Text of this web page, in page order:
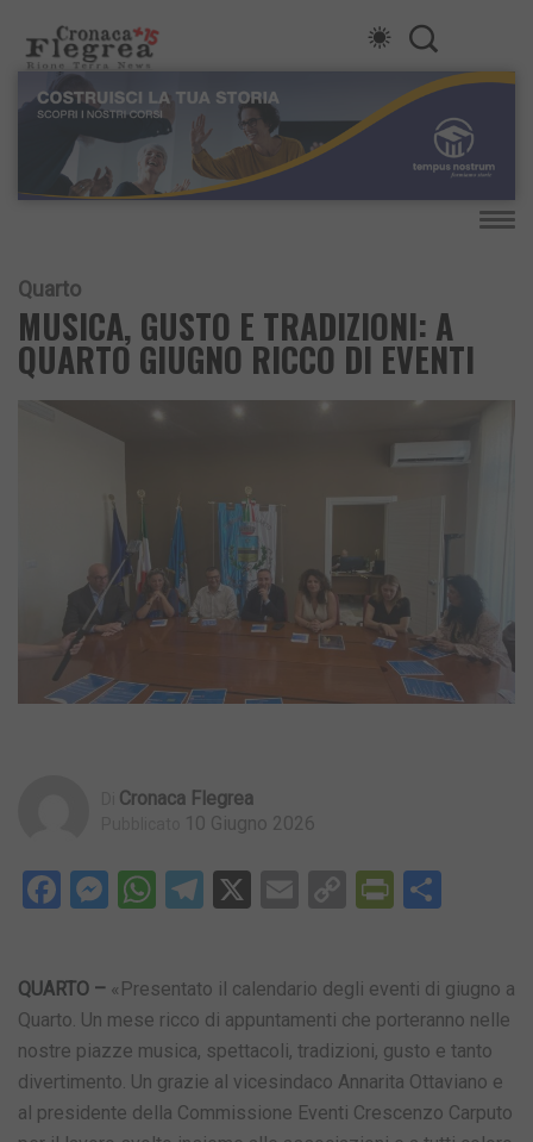
Quarto
MUSICA, GUSTO E TRADIZIONI: A
QUARTO GIUGNO RICCO DI EVENTI
Cronaca Flegrea
10 Giugno 2026
Facebook
Messenger
WhatsApp
Telegram
X EmailCopy
QUARTO – «Presentato il calendario degli eventi di giugno a
Quarto. Un mese ricco di appuntamenti che porteranno nelle
nostre piazze musica, spettacoli, tradizioni, gusto e tanto
divertimento. Un grazie al vicesindaco Annarita Ottaviano e
al presidente della Commissione Eventi Crescenzo Carputo